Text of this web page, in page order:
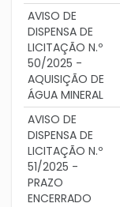
AVISO DE
DISPENSA DE
LICITAÇÃO N.º
50/2025 -
AQUISIÇÃO DE
ÁGUA MINERAL
AVISO DE
DISPENSA DE
LICITAÇÃO N.º
51/2025 -
PRAZO
ENCERRADO